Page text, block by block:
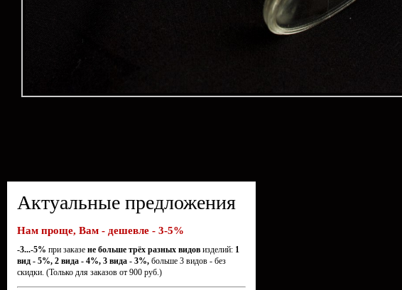
Актуальные предложения
Нам проще, Вам - дешевле - 3-5%
-3...-5% при заказе не больше трёх разных видов изделий: 1
вид - 5%, 2 вида - 4%, 3 вида - 3%, больше 3 видов - без
скидки. (Только для заказов от 900 руб.)